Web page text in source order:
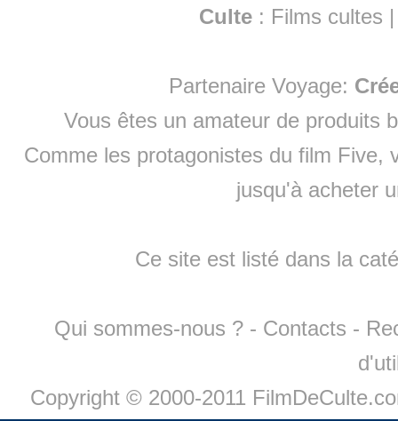
Culte : Films cultes
Partenaire Voyage:
Vous êtes un amateur de produits
Comme les protagonistes du film Five,
jusqu'à acheter
Ce site est listé dans la
Qui sommes-nous ? - Contacts -
Copyright © 2000-2011